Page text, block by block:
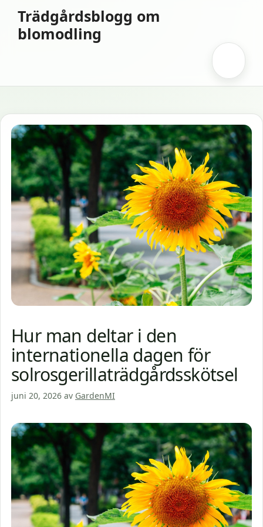
innehåll
Trädgårdsblogg om
blomodling
Hur man deltar i den
internationella dagen för
solrosgerillaträdgårdsskötsel
juni 20, 2026 av GardenMI